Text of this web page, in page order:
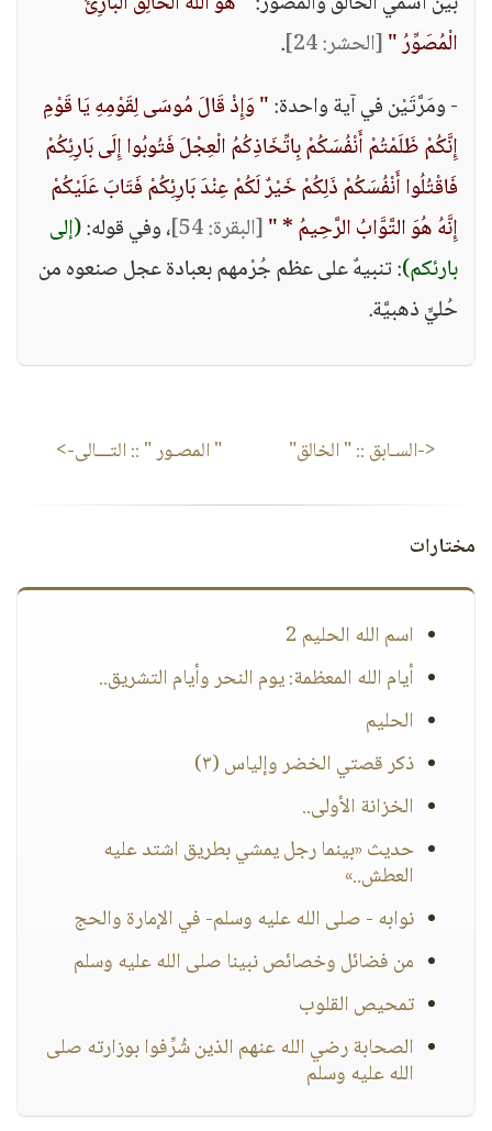
الْمُصَوِّرُ "[الحشر: 24]
.
- ومَرَّتَيْن في آية واحدة:" وَإِذْ قَالَ مُوسَى لِقَوْمِهِ يَا قَوْمِ
إِنَّكُمْ ظَلَمْتُمْ أَنْفُسَكُمْ بِاتِّخَاذِكُمُ الْعِجْلَ فَتُوبُوا إِلَى بَارِئِكُمْ
فَاقْتُلُوا أَنْفُسَكُمْ ذَلِكُمْ خَيْرٌ لَكُمْ عِنْدَ بَارِئِكُمْ فَتَابَ عَلَيْكُمْ
إِنَّهُ هُوَ التَّوَّابُ الرَّحِيمُ * "[البقرة: 54] ، وفي قوله:(إلى
بارئكم): تنبيهٌ على عظم جُرْمهم بعبادة عجل صنعوه من
حُليٍّ ذهبيَّة.
<-السـابق ::" الخالق" " المصـور " :: التـــالى->
مختارات
اسم الله الحليم 2
أيام الله المعظمة: يوم النحر وأيام التشريق..
الحليم
ذكر قصتي الخضر وإلياس (٣)
الخزانة الأولى..
حديث «بينما رجل يمشي بطريق اشتد عليه
العطش..»
نوابه - صلى الله عليه وسلم- في الإمارة والحج
من فضائل وخصائص نبينا صلى الله عليه وسلم
تمحيص القلوب
الصحابة رضي الله عنهم الذين شُرِّفوا بوزارته صلى
الله عليه وسلم